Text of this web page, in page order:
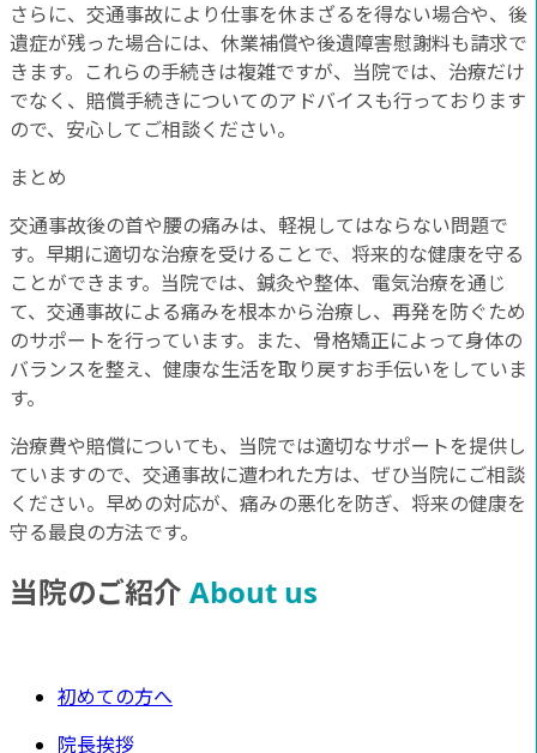
さらに、交通事故により仕事を休まざるを得ない場合や、後
遺症が残った場合には、休業補償や後遺障害慰謝料も請求で
きます。これらの手続きは複雑ですが、当院では、治療だけ
でなく、賠償手続きについてのアドバイスも行っております
ので、安心してご相談ください。
まとめ
交通事故後の首や腰の痛みは、軽視してはならない問題で
す。早期に適切な治療を受けることで、将来的な健康を守る
ことができます。当院では、鍼灸や整体、電気治療を通じ
て、交通事故による痛みを根本から治療し、再発を防ぐため
のサポートを行っています。また、骨格矯正によって身体の
バランスを整え、健康な生活を取り戻すお手伝いをしていま
す。
治療費や賠償についても、当院では適切なサポートを提供し
ていますので、交通事故に遭われた方は、ぜひ当院にご相談
ください。早めの対応が、痛みの悪化を防ぎ、将来の健康を
守る最良の方法です。
当院のご紹介 About us
初めての方へ
院長挨拶